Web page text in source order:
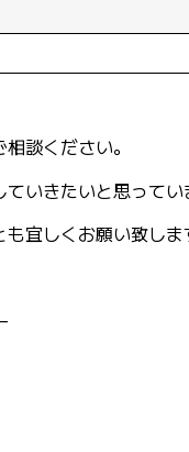
談ください。
いきたいと思ってい
宜しくお願い致しま